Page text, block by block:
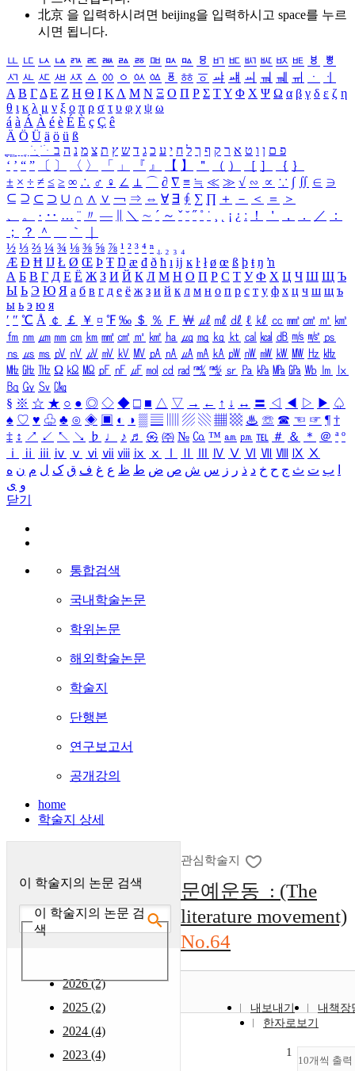
北京 을 입력하시려면 beijing을 입력하시고 space를 누르
시면 됩니다.
ㅥ ㅦ ㅧ ㅨ ㅩ ㅪ ㅫ ㅬ ㅭ ㅮ ㅯ ㅰ ㅱ ㅲ ㅳ ㅴ ㅵ ㅶ ㅷ ㅸ
ㅹ
ㅺ ㅻ ㅼ ㅽ ㅾ ㅿ ㆀ ㆁ ㆂ ㆃ ㆄ ㆅ ㆆ ㆇ ㆈ ㆉ ㆊ ㆋ ㆌ ㆍ
ㆎ
Α Β ΓΔ Ε Ζ Η Θ Ι ΚΛ Μ Ν Ξ Ο Π Ρ Σ ΤΥ Φ Χ Ψ Ω α β γ δ ε ζ η
θ ι κ λ μ ν ξ ο π ρ σ τ υ φ χ ψ ω
á à Á À é è É È ç Ç ê
Ä Ö Ü ä ö ü ß
ִֶֹ ֻּ ׁׂ פ ם ן ו ט א ר ק ף ך ל ח י ע כ ג ד ש ץ ת צ מ נ ה ב
‘ ’ “ ” 〔 〕 〈 〉 「 」 『 』 【 】 ＂ （ ） ［ ］ ｛ ｝
± × ÷ ≠ ≤ ≥ ∞ ∴ ♂ ♀ ∠ ⊥ ⌒ ∂ ∇ ≡ ≒ ≪ ≫ √ ∽ ∝ ∵ ∫ ∬ ∈ ∋
⊆ ⊇ ⊂ ⊃ ∪ ∩ ∧ ∨ ￢ ⇒ ⇔ ∀ ∃ ∮ ∑ ∏ ＋ － ＜ ＝
＞
、
。 · ‥ … ¨ 〃 ― ＼ ∼ ´ ～ ˇ ˘ ˝ ˚ ˙ ¸ ¡ ¿ ː ！ ＇ ， ． ／
：
；
？ ＾ ｀
½ ⅓ ⅔ ¼ ¾ ⅛ ⅜ ⅝ ⅞ ¹ ² ³ ⁴ ⁿ ₁ ₂ ₃ ₄
Æ Ð Ħ Ĳ Ł Ø Œ Þ Ŧ Ŋ æ đ ð ħ ı ĳ ĸ ŀ ł ø œ ß þ ŧ ŋ ŉ
А Б В Г Д Е Ё Ж З И Й К Л М Н О П Р С Т У Ф Х Ц Ч Ш Щ Ъ
Ы Ь Э Ю Я а б в г д е ё ж з и й к л м н о п р с т у ф х ц ч ш щ ъ
ы ь э ю я
′ ″ ℃ Å ￠ ￡ ￥ ¤ ℉ ‰ ＄ ％ Ｆ ￦ ㎕ ㎖ ㎗ ℓ ㎘ ㏄ ㎣ ㎤ ㎥ ㎦
㎙ ㎚ ㎛ ㎜ ㎝ ㎞ ㎟ ㎠ ㎡ ㎢ ㏊ ㎍ ㎎ ㎏ ㏏ ㎈ ㎉ ㏈ ㎧ ㎨ ㎰
㎱ ㎲ ㎳ ㎴ ㎵ ㎶ ㎷ ㎸ ㎹ ㎀ ㎁ ㎂ ㎃ ㎄ ㎺ ㎻ ㎽ ㎾ ㎿ ㎐ ㎑
㎒ ㎓ ㎔ Ω ㏀ ㏁ ㎊ ㎋ ㎌ ㏖ ㏅ ㎭ ㎮ ㎯ ㏛ ㎩ ㎪ ㎫ ㎬ ㏝ ㏐
㏓
㏃ ㏉ ㏜ ㏆
§ ※ ☆ ★ ○ ● ◎ ◇ ◆ □ ■ △ ▽ → ← ↑ ↓ ↔ 〓 ◁ ◀ ▷ ▶ ♤
♠ ♡ ♥ ♧ ♣ ⊙ ◈ ▣ ◐ ◑ ▒ ▤ ▨ ▧ ▦ ▩ ♨ ☏ ☎ ☜ ☞ ¶ †
‡ ↕ ↗ ↙ ↖ ↘ ♭ ♩ ♪ ♬ ㉿ ㈜ № ㏇ ™ ㏂ ㏘ ℡ ＃ ＆ ＊ ＠ ª º
ⅰ
ⅱ ⅲ ⅳ ⅴ ⅵ ⅶ ⅷ ⅸ ⅹ Ⅳ Ⅴ Ⅵ Ⅶ Ⅷ Ⅸ Ⅹ
ب ت ث ج ح خ د ذ ر ز س ش ص ض ط ظ ع غ ف ق ک ل م ن ه
و ی
닫기
통합검색
국내학술논문
학위논문
해외학술논문
학술지
단행본
연구보고서
공개강의
home
학술지 상세
이 학술지의 논문 검색
이 학술지의 논문 검
색
2026 (2)
2025 (2)
2024 (4)
2023 (4)
관심학술지
문예운동 : (The
literature movement)
No.64
내보내기
내책장
한자로보기
10개씩 출력
1